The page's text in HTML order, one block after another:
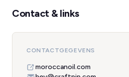
Contact & links
CONTACTGEGEVENS
moroccanoil.com